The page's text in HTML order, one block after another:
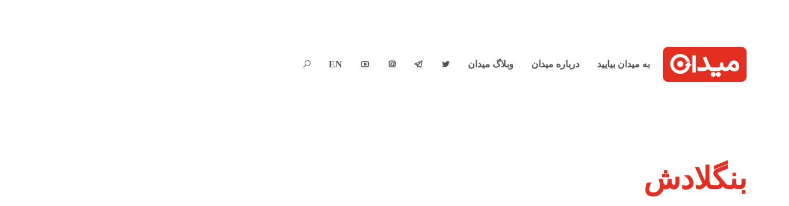
به میدان بیایید درباره میدان وبلاگ میدان 



EN

بنگلادش